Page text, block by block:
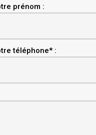
prénom :
téléphone* :